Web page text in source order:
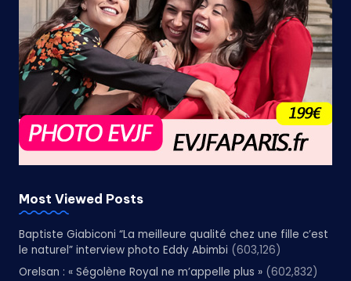
Most Viewed Posts
Baptiste Giabiconi “La meilleure qualité chez une fille c’est
le naturel” interview photo Eddy Abimbi (603,126)
Orelsan : « Ségolène Royal ne m’appelle plus » (602,832)